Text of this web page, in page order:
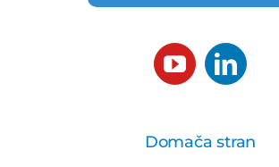
Domača stran